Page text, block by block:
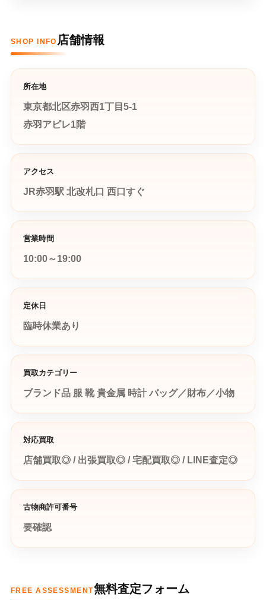
SHOP INFO 店舗情報
所在地
東京都北区赤羽西1丁目5-1
赤羽アピレ1階
アクセス
JR赤羽駅 北改札口 西口すぐ
営業時間
10:00～19:00
定休日
臨時休業あり
買取カテゴリー
ブランド品 服 靴 貴金属 時計 バッグ／財布／小物
対応買取
店舗買取◎ / 出張買取◎ / 宅配買取◎ / LINE査定◎
古物商許可番号
要確認
FREE ASSESSMENT無料査定フォーム